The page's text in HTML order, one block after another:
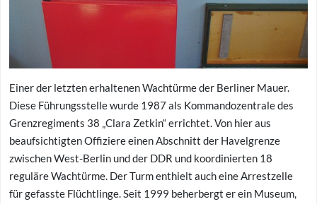
Einer der letzten erhaltenen Wachtürme der Berliner Mauer.
Diese Führungsstelle wurde 1987 als Kommandozentrale des
Grenzregiments 38 „Clara Zetkin“ errichtet. Von hier aus
beaufsichtigten Offiziere einen Abschnitt der Havelgrenze
zwischen West-Berlin und der DDR und koordinierten 18
reguläre Wachtürme. Der Turm enthielt auch eine Arrestzelle
für gefasste Flüchtlinge. Seit 1999 beherbergt er ein Museum,